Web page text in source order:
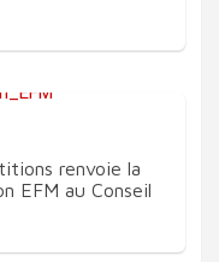
renvoie la
EFM au Conseil